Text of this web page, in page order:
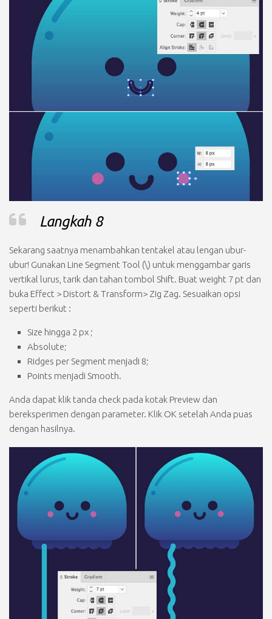
Langkah 8
Sekarang saatnya menambahkan tentakel atau lengan ubur-
ubur! Gunakan Line Segment Tool (\) untuk menggambar garis
vertikal lurus, tarik dan tahan tombol Shift. Buat weight 7 pt dan
buka Effect > Distort & Transform> Zig Zag. Sesuaikan opsi
seperti berikut :
Size hingga 2 px ;
Absolute;
Ridges per Segment menjadi 8;
Points menjadi Smooth.
Anda dapat klik tanda check pada kotak Preview dan
bereksperimen dengan parameter. Klik OK setelah Anda puas
dengan hasilnya.